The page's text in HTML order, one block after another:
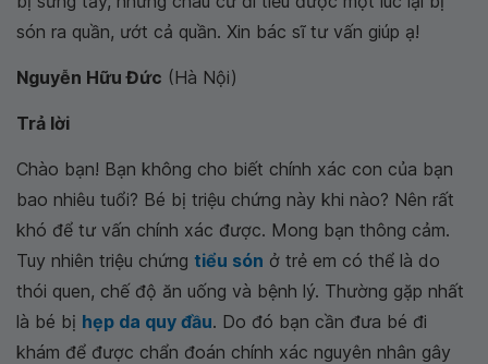
són ra quần, ướt cả quần. Xin bác sĩ tư vấn giúp ạ!
Nguyễn Hữu Đức (Hà Nội)
Trả lời
Chào bạn! Bạn không cho biết chính xác con của bạn
bao nhiêu tuổi? Bé bị triệu chứng này khi nào? Nên rất
khó để tư vấn chính xác được. Mong bạn thông cảm.
Tuy nhiên triệu chứng tiểu són ở trẻ em có thể là do
thói quen, chế độ ăn uống và bệnh lý. Thường gặp nhất
là bé bị hẹp da quy đầu. Do đó bạn cần đưa bé đi
khám để được chẩn đoán chính xác nguyên nhân gây